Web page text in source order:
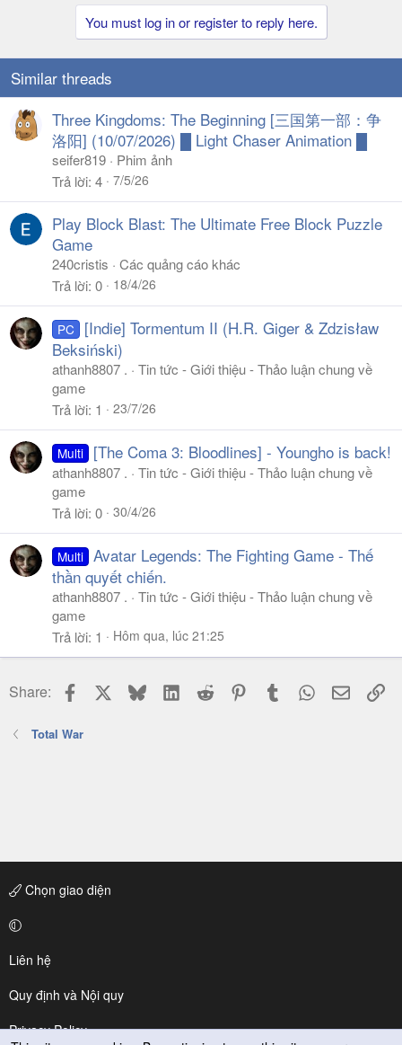
You must log in or register to reply here.
Similar threads
Three Kingdoms: The Beginning [三国第一部：争
洛阳] (10/07/2026) █ Light Chaser Animation █
seifer819
Phim ảnh
Trả lời 4 7/5/26
Play Block Blast: The Ultimate Free Block Puzzle
Game
240cristis
Các quảng cáo khác
Trả lời 0 18/4/26
PC
[Indie] Tormentum II (H.R. Giger & Zdzisław
Beksiński)
athanh8807 .
Tin tức - Giới thiệu - Thảo luận chung về
game
Trả lời 1 23/7/26
Multi [The Coma 3: Bloodlines] - Youngho is back!
athanh8807 .
Tin tức - Giới thiệu - Thảo luận chung về
game
Trả lời 0 30/4/26
Multi Avatar Legends: The Fighting Game - Thế
thần quyết chiến.
athanh8807 .
Tin tức - Giới thiệu - Thảo luận chung về
game
Trả lời 1 Hôm qua, lúc 21:25
Share: Facebook BlueskyLinkedIn
Reddit PinterestTumblr WhatsApp
Email
Total War
Chọn giao diện
Liên hệ
Quy định và Nội quy
Privacy Policy